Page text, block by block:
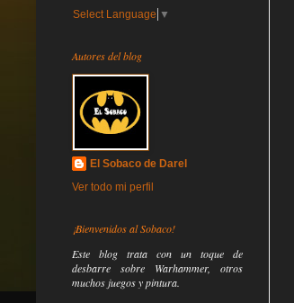
Select Language ▼
Autores del blog
El Sobaco de Darel
Ver todo mi perfil
¡Bienvenidos al Sobaco!
Este blog trata con un toque de
desbarre sobre Warhammer, otros
muchos juegos y pintura.